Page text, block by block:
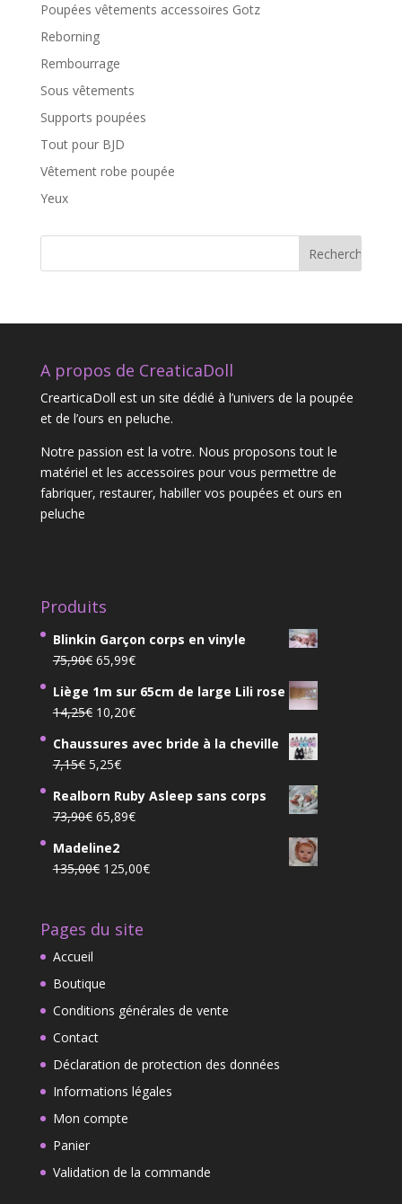
Poupées vêtements accessoires Gotz
Reborning
Rembourrage
Sous vêtements
Supports poupées
Tout pour BJD
Vêtement robe poupée
Yeux
A propos de CreaticaDoll
CrearticaDoll est un site dédié à l’univers de la poupée
et de l’ours en peluche.
Notre passion est la votre. Nous proposons tout le
matériel et les accessoires pour vous permettre de
fabriquer, restaurer, habiller vos poupées et ours en
peluche
Produits
Blinkin Garçon corps en vinyle
75,90€ Le
initial
était :
75,90€.
65,99€Le
actuel
est :
65,99€.
Liège 1m sur 65cm de large Lili rose
14,25€ Le
initial
était :
14,25€.
10,20€Le
actuel
10,20€.
Chaussures avec bride à la cheville
7,15€ Le
initial
était :
7,15€.
5,25€Le
actuel
est :
Realborn Ruby Asleep sans corps
73,90€ Le
initial
était :
65,89€Le
est :
Madeline2
135,00€ Le
était :
125,00€Le
Pages du site
Accueil
Boutique
Conditions générales de vente
Contact
Déclaration de protection des données
Informations légales
Mon compte
Panier
Validation de la commande